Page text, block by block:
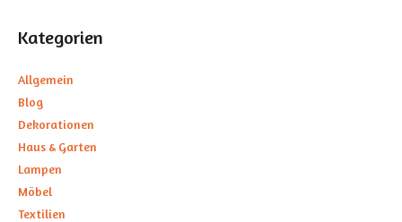
Kategorien
Allgemein
Blog
Dekorationen
Haus & Garten
Lampen
Möbel
Textilien